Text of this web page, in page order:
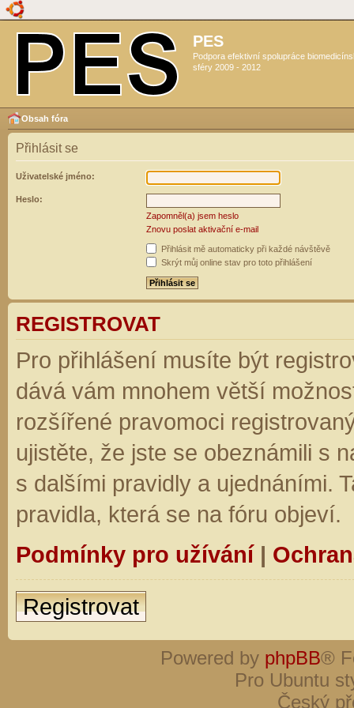
PES
Podpora efektivní spolupráce
sféry 2009 - 2012
Obsah fóra
Přihlásit se
Uživatelské jméno:
Heslo:
Zapomněl(a) jsem heslo
Znovu poslat aktivační e-mail
Přihlásit mě automaticky při každé návštěvě
Skrýt můj online stav pro toto přihlášení
REGISTROVAT
Pro přihlášení musíte být
dává vám mnohem větší
rozšířené pravomoci
ujistěte, že jste se obeznámili s
s dalšími pravidly a ujednáními.
pravidla, která se na fóru objeví.
Podmínky pro užívání|
Registrovat
Powered by phpBB®
Pro Ubuntu
Český